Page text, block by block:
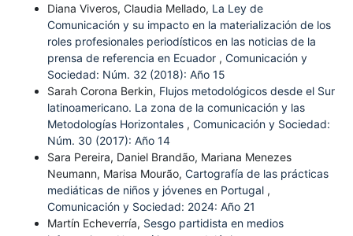
Diana Viveros, Claudia Mellado, La Ley de
Comunicación y su impacto en la materialización de los
roles profesionales periodísticos en las noticias de la
prensa de referencia en Ecuador , Comunicación y
Sociedad: Núm. 32 (2018): Año 15
Sarah Corona Berkin, Flujos metodológicos desde el Sur
latinoamericano. La zona de la comunicación y las
Metodologías Horizontales , Comunicación y Sociedad:
Núm. 30 (2017): Año 14
Sara Pereira, Daniel Brandão, Mariana Menezes
Neumann, Marisa Mourão, Cartografía de las prácticas
mediáticas de niños y jóvenes en Portugal ,
Comunicación y Sociedad: 2024: Año 21
Martín Echeverría, Sesgo partidista en medios